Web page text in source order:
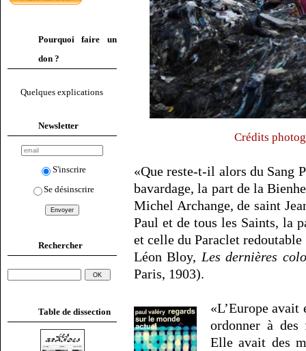
Pourquoi faire un
don ?
Quelques explications
Newsletter
S'inscrire
Se désinscrire
Rechercher
Table de dissection
Crédits
«Que reste-t-il alors du Sang
bavardage, la part de la
Michel Archange, de saint
Paul et de tous les Saints, la
et celle du Paraclet redoutable
Léon Bloy, Les dernières
Paris, 1903).
«L’Europe avait
ordonner à des
Elle avait des